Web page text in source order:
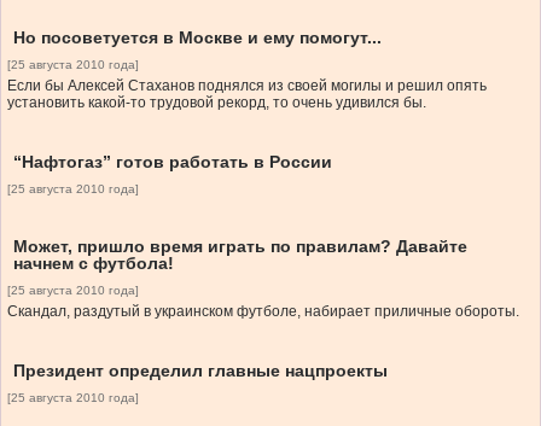
Но посоветуется в Москве и ему помогут...
[25 августа 2010 года]
Если бы Алексей Стаханов поднялся из своей могилы и решил опять
установить какой-то трудовой рекорд, то очень удивился бы.
“Нафтогаз” готов работать в России
[25 августа 2010 года]
Может, пришло время играть по правилам? Давайте
начнем с футбола!
[25 августа 2010 года]
Скандал, раздутый в украинском футболе, набирает приличные обороты.
Президент определил главные нацпроекты
[25 августа 2010 года]